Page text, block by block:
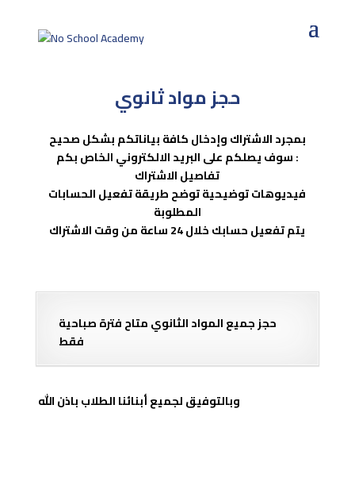
حجز مواد ثانوي
بمجرد الاشتراك وإدخال كافة بياناتكم بشكل صحيح
سوف يصلكم على البريد الالكتروني الخاص بكم :
تفاصيل الاشتراك
فيديوهات توضيحية توضح طريقة تفعيل الحسابات
المطلوبة
يتم تفعيل حسابك خلال 24 ساعة من وقت الاشتراك
حجز جميع المواد الثانوي متاح فترة صباحية
فقط
وبالتوفيق لجميع أبنائنا الطلاب باذن الله